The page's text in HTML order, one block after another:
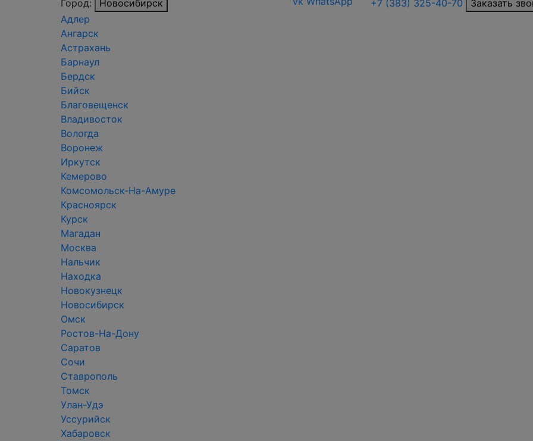
Город:
Новосибирск
Адлер
Ангарск
Астрахань
Барнаул
Бердск
Бийск
Благовещенск
Владивосток
Вологда
Воронеж
Иркутск
Кемерово
Комсомольск-На-Амуре
Красноярск
Курск
Магадан
Москва
Нальчик
Находка
Новокузнецк
Новосибирск
Омск
Ростов-На-Дону
Саратов
Сочи
Ставрополь
Томск
Улан-Удэ
Уссурийск
Хабаровск
+7 (383) 325-40-70 Заказать